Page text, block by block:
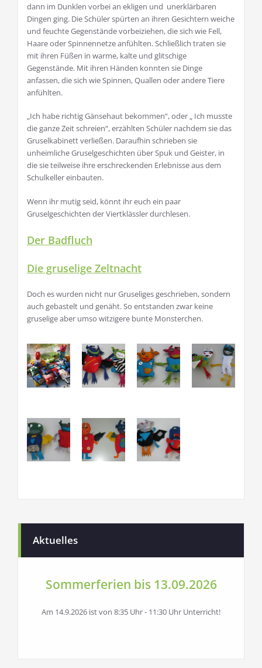
dann im Dunklen vorbei an ekligen und unerklärbaren
Dingen ging. Die Schüler spürten an ihren Gesichtern weiche
und feuchte Gegenstände vorbeiziehen, die sich wie Fell,
Haare oder Spinnennetze anfühlten. Schließlich traten sie
mit ihren Füßen in warme, kalte und glitschige
Gegenstände. Mit ihren Händen konnten sie Dinge
anfassen, die sich wie Spinnen, Quallen oder andere Tiere
anfühlten.
„Ich habe richtig Gänsehaut bekommen“, oder „ Ich musste
die ganze Zeit schreien“, erzählten Schüler nachdem sie das
Gruselkabinett verließen. Daraufhin schrieben sie
unheimliche Gruselgeschichten über Spuk und Geister, in
die sie teilweise ihre erschreckenden Erlebnisse aus dem
Schulkeller einbauten.
Wenn ihr mutig seid, könnt ihr euch ein paar
Gruselgeschichten der Viertklässler durchlesen.
Der Badfluch
Die gruselige Zeltnacht
Doch es wurden nicht nur Gruseliges geschrieben, sondern
auch gebastelt und genäht. So entstanden zwar keine
gruselige aber umso witzigere bunte Monsterchen.
Aktuelles
Sommerferien bis 13.09.2026
Am 14.9.2026 ist von 8:35 Uhr - 11:30 Uhr Unterricht!